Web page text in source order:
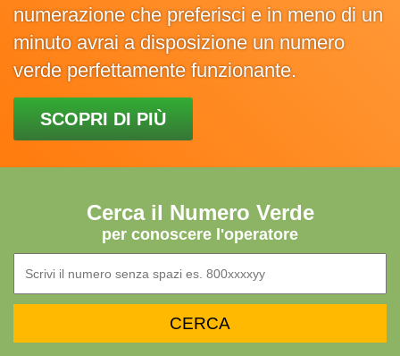
numerazione che preferisci e in meno di un
minuto avrai a disposizione un numero
verde perfettamente funzionante.
SCOPRI DI PIÙ
Cerca il Numero Verde
per conoscere l'operatore